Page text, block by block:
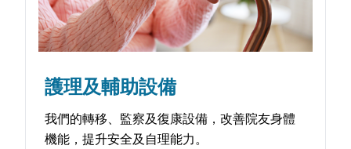
護理及輔助設備
我們的轉移、監察及復康設備，改善院友身體
機能，提升安全及自理能力。